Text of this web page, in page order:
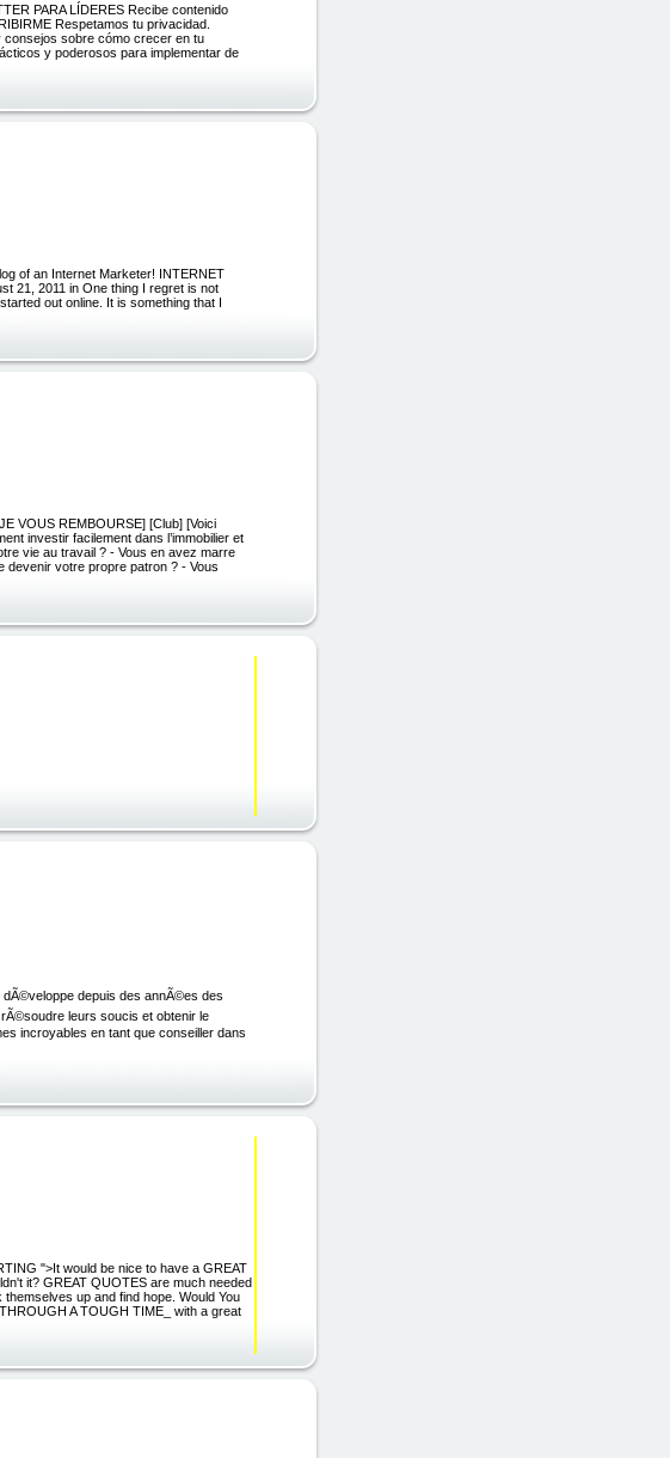
PARA LÍDERES Recibe contenido
Respetamos tu privacidad.
consejos sobre cómo crecer en tu
y poderosos para implementar de
of an Internet Marketer! INTERNET
21, 2011 in One thing I regret is not
out online. It is something that I
VOUS REMBOURSE] [Club] [Voici
investir facilement dans l’immobilier et
vie au travail ? - Vous en avez marre
devenir votre propre patron ? - Vous
dÃ©veloppe depuis des annÃ©es des
leurs soucis et obtenir le
incroyables en tant que conseiller dans
">It would be nice to have a GREAT
it? GREAT QUOTES are much needed
up and find hope. Would You
A TOUGH TIME_ with a great